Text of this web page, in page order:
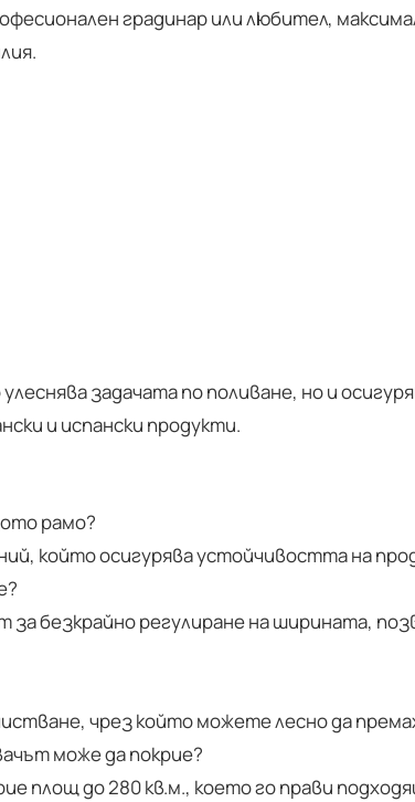
градинар или любител,
задачата по поливане, но и
и испански продукти.
рамо?
който осигурява устойчивостта на
безкрайно регулиране на ширината,
чрез който можете лесно да
може да покрие?
площ до 280 кв.м., което го прави